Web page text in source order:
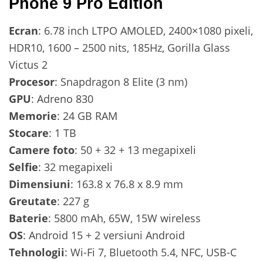
Phone 9 Pro Edition
Ecran: 6.78 inch LTPO AMOLED, 2400×1080 pixeli,
HDR10, 1600 – 2500 nits, 185Hz, Gorilla Glass
Victus 2
Procesor: Snapdragon 8 Elite (3 nm)
GPU: Adreno 830
Memorie: 24 GB RAM
Stocare: 1 TB
Camere foto: 50 + 32 + 13 megapixeli
Selfie: 32 megapixeli
Dimensiuni: 163.8 x 76.8 x 8.9 mm
Greutate: 227 g
Baterie: 5800 mAh, 65W, 15W wireless
OS: Android 15 + 2 versiuni Android
Tehnologii: Wi-Fi 7, Bluetooth 5.4, NFC, USB-C